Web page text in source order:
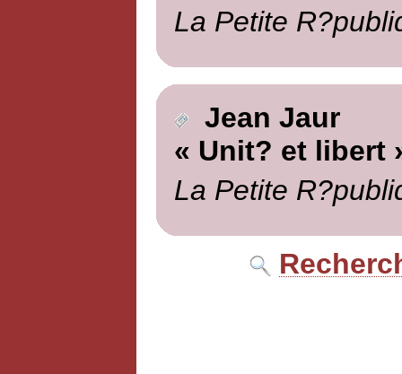
La Petite
Jean Jaur
« Unit? et libert
La Petite